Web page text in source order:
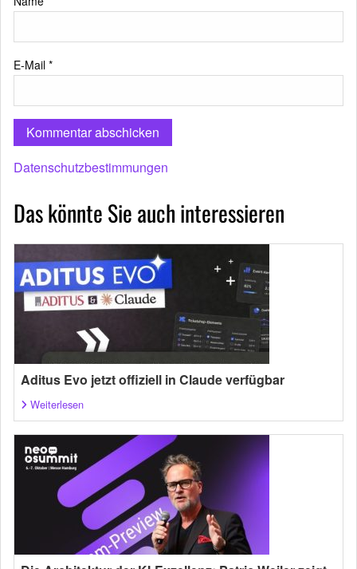
E-Mail *
Datenschutzbestimmungen
Das könnte Sie auch interessieren
Aditus Evo jetzt offiziell in Claude verfügbar
Weiterlesen